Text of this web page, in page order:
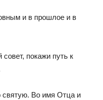
и в прошлое и в
покажи путь к
святую. Во имя Отца и